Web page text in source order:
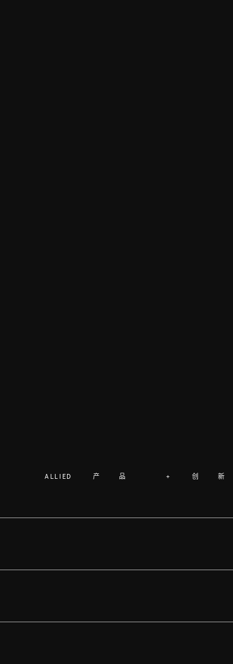
ALLIED 产品 + 创新